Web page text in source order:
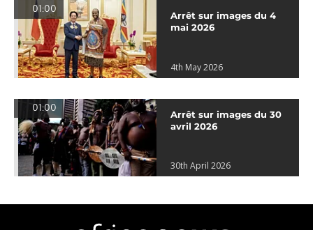
01:00
Arrêt sur images du 4
mai 2026
4th May 2026
01:00
Arrêt sur images du 30
avril 2026
30th April 2026